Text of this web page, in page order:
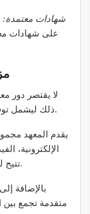
شهادات معتمدة:
على شهادات
لا يقتصر دور
ذلك ليشمل توفير بيئة تعليمية شاملة تدعم التعلم المتكامل.
يقدم المعهد
الإلكترونية،
تتيح للمتعلمين تقييم مستوى تقدمهم بشكل دوري.
بالإضافة
متقدمة تجمع بين